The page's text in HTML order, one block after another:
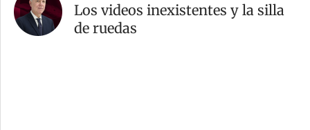
Los videos inexistentes y la silla
de ruedas